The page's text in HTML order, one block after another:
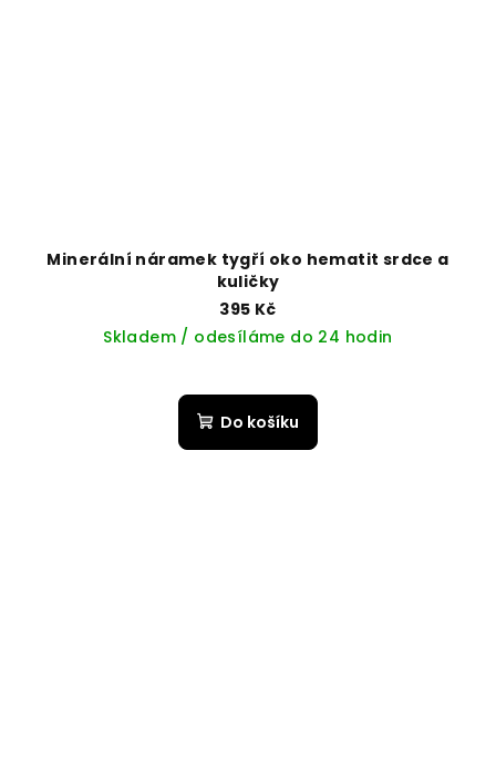
Minerální náramek tygří oko hematit srdce a
kuličky
395 Kč
Skladem / odesíláme do 24 hodin
Do košíku